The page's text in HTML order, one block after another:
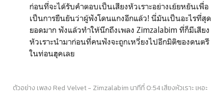
ก่อนที่จะได้รับคำตอบเป็นเสียงหัวเราะอย่างเย้ยหยันเพื่อ
เป็นการยืนยันว่าผู้ฟังโดนแกงอีกแล้ว! นี่มันเป็นอะไรที่สุด
ยอดมาก ฟังแล้วทำให้นึกถึงเพลง Zimzalabim ที่ก็มีเสียง
หัวเราะนำมาก่อนที่คนฟังจะถูกเหวี่ยงไปอีกมิติของดนตรี
ในท่อนฮุคเลย
ตัวอย่าง เพลง Red Velvet - Zimzalabim นาทีที่ 0:54 เสียงหัวเราะ เหอะ